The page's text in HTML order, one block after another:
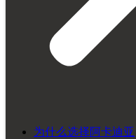
为什么选择阿卡迪亚